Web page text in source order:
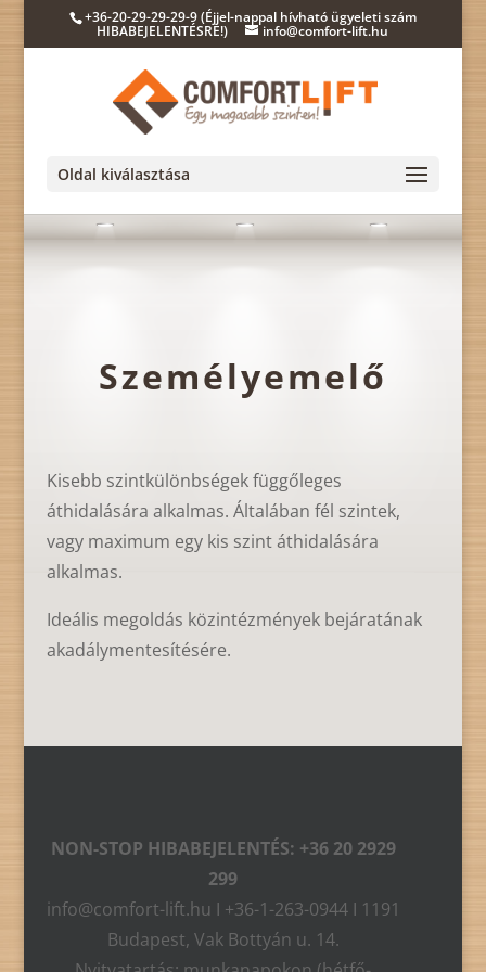
+36-20-29-29-29-9 (Éjjel-nappal hívható ügyeleti szám
HIBABEJELENTÉSRE!) info@comfort-lift.hu
Oldal kiválasztása
Személyemelő
Kisebb szintkülönbségek függőleges
áthidalására alkalmas. Általában fél szintek,
vagy maximum egy kis szint áthidalására
alkalmas.
Ideális megoldás közintézmények bejáratának
akadálymentesítésére.
NON-STOP HIBABEJELENTÉS: +36 20 2929
299
info@comfort-lift.hu I +36-1-263-0944 I 1191
Budapest, Vak Bottyán u. 14.